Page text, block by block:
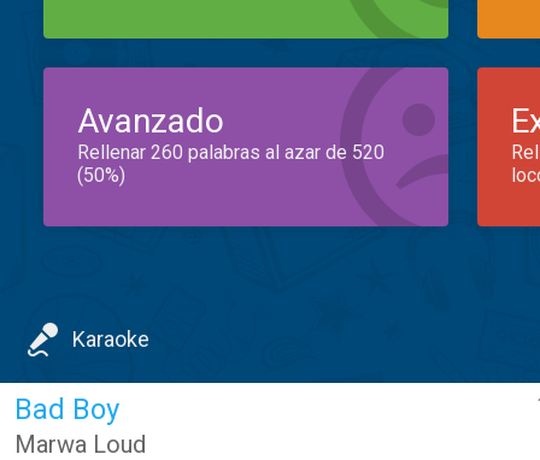
Avanzado
Rellenar 260 palabras al azar de 520
(50%)
Karaoke
Bad Boy
Marwa Loud